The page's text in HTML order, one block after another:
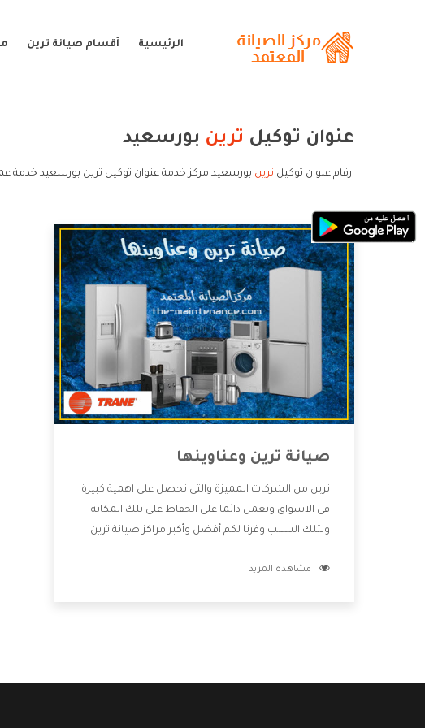
الرئيسية أقسام صيانة ترين
عنوان توكيل ترين بورسعيد
ارقام عنوان توكيل ترين بورسعيد مركز خدمة عنوان توكيل ترين بورسعيد خدمة
صيانة ترين وعناوينها
ترين من الشركات المميزة والتى تحصل على اهمية كبيرة
فى الاسواق وتعمل دائما على الحفاظ على تلك المكانه
ولتلك السبب وفرنا لكم أفضل وأكبر مراكز صيانة ترين
القيام بتصليح جميع المنتجات دون اى ازعاج كما أننا نهتم
مشاهدة المزيد